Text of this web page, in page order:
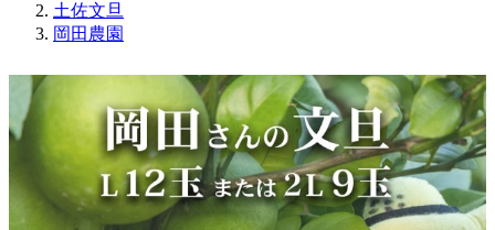
土佐文旦
岡田農園